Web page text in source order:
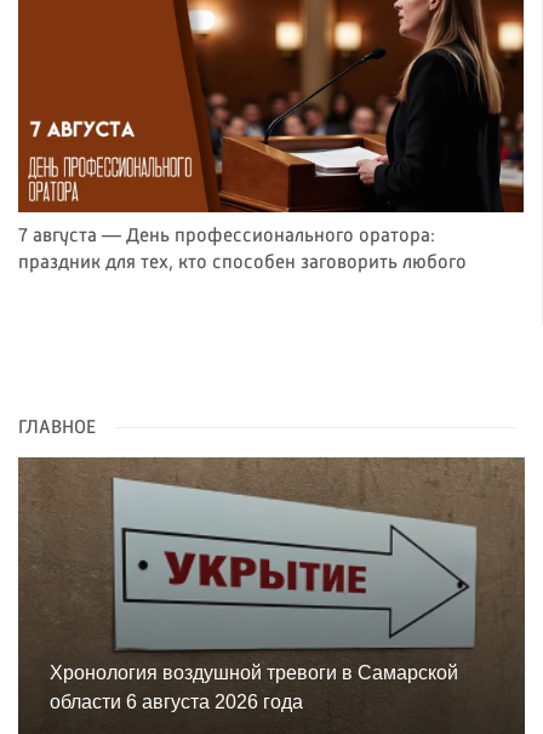
7 августа — День профессионального оратора:
праздник для тех, кто способен заговорить любого
ГЛАВНОЕ
Хронология воздушной тревоги в Самарской
области 6 августа 2026 года